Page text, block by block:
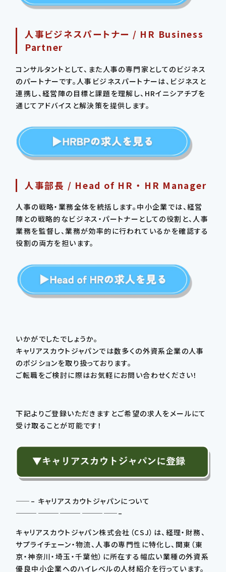
人事ビジネスパートナー / HR Business
Partner
コンサルタントとして、また人事の専門家としてのビジネス
のパートナーです。人事ビジネスパートナーは、ビジネスと
連携し、経営陣の目標と課題を理解し、HRイニシアチブを
通じてアドバイスと解決策を提供します。
人事部長 / Head of HR ・ HR Manager
人事の戦略・業務全体を統括します。中小企業では、経営
陣との戦略的なビジネス・パートナーとしての役割と、人事
業務を監督し、業務が効率的に行われているかを確認する
役割の両方を担います。
いかがでしたでしょうか。
キャリアスカウトジャパンでは数多くの外資系企業の人事
のポジションを取り扱っております。
ご転職をご検討に際はお気軽にお問い合わせください！
下記よりご登録いただきますとご希望の求人をメールにて
受け取ることが可能です！
——– キャリアスカウトジャパンについて
——————————————–
キャリアスカウトジャパン株式会社（CSJ）は、経理・財務、
サプライチェーン・物流、人事の専門性に特化し、関東（東
京・神奈川・埼玉・千葉他）に所在する幅広い業種の外資系
優良中小企業へのハイレベルの人材紹介を行っています。